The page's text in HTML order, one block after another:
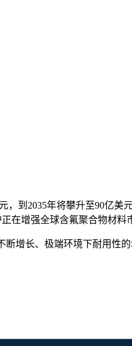
到2035年将攀升至90亿美
在增强全球含氟聚合物材料
增长、极端环境下耐用性